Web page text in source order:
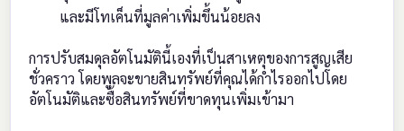
และมีโทเค็นที่มูลค่าเพิ่มขึ้นน้อยลง
การปรับสมดุลอัตโนมัตินี้เองที่เป็นสาเหตุของการสูญเสีย
ชั่วคราว โดยพูลจะขายสินทรัพย์ที่คุณได้กำไรออกไปโดย
อัตโนมัติและซื้อสินทรัพย์ที่ขาดทุนเพิ่มเข้ามา